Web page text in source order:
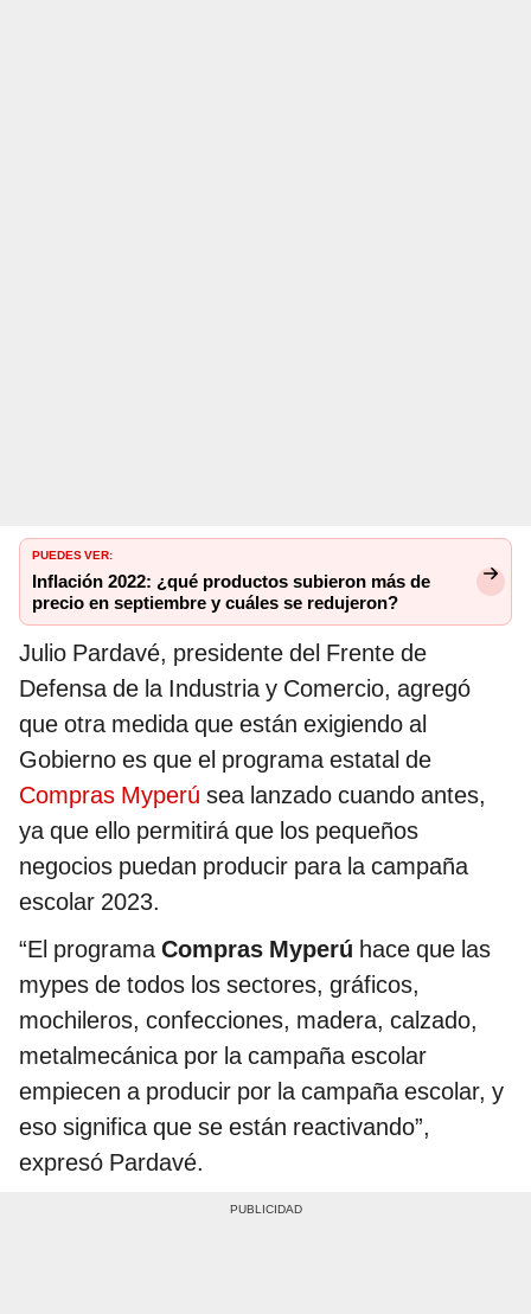
PUEDES VER:
Inflación 2022: ¿qué productos subieron más de
precio en septiembre y cuáles se redujeron?
Julio Pardavé, presidente del Frente de
Defensa de la Industria y Comercio, agregó
que otra medida que están exigiendo al
Gobierno es que el programa estatal de
Compras Myperú sea lanzado cuando antes,
ya que ello permitirá que los pequeños
negocios puedan producir para la campaña
escolar 2023.
“El programaCompras Myperú hace que las
mypes de todos los sectores, gráficos,
mochileros, confecciones, madera, calzado,
metalmecánica por la campaña escolar
empiecen a producir por la campaña escolar, y
eso significa que se están reactivando”,
expresó Pardavé.